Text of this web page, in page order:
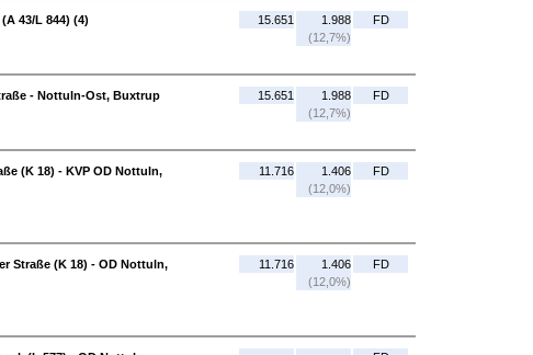
43/L 844) (4)
15.651
1.988
(12,7%)
FD
- Nottuln-Ost, Buxtrup
15.651
1.988
(12,7%)
FD
(K 18) - KVP OD Nottuln,
11.716
1.406
(12,0%)
FD
Straße (K 18) - OD Nottuln,
11.716
1.406
(12,0%)
FD